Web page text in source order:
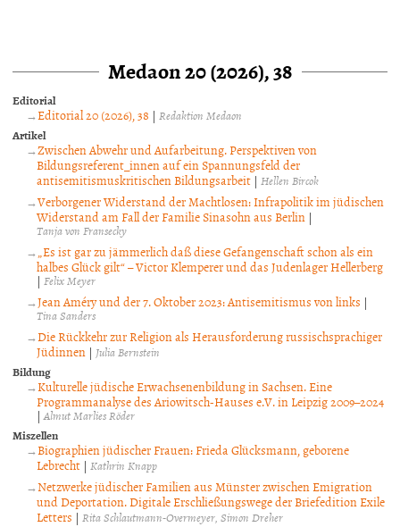
Medaon 20 (2026), 38
Editorial
Editorial 20 (2026), 38 |Redaktion Medaon
Artikel
Zwischen Abwehr und Aufarbeitung. Perspektiven von
Bildungsreferent_innen auf ein Spannungsfeld der
antisemitismuskritischen Bildungsarbeit | Hellen Bircok
Verborgener Widerstand der Machtlosen: Infrapolitik im jüdischen
Widerstand am Fall der Familie Sinasohn aus Berlin |
Tanja von Fransecky
„Es ist gar zu jämmerlich daß diese Gefangenschaft schon als ein
halbes Glück gilt“ – Victor Klemperer und das Judenlager Hellerberg
| Felix Meyer
Jean Améry und der 7. Oktober 2023: Antisemitismus von links |
Tina Sanders
Die Rückkehr zur Religion als Herausforderung russischsprachiger
Jüdinnen | Julia Bernstein
Bildung
Kulturelle jüdische Erwachsenenbildung in Sachsen. Eine
Programmanalyse des Ariowitsch-Hauses e.V. in Leipzig 2009–2024
|Almut Marlies Röder
Miszellen
Biographien jüdischer Frauen: Frieda Glücksmann, geborene
Lebrecht | Kathrin Knapp
Netzwerke jüdischer Familien aus Münster zwischen Emigration
und Deportation. Digitale Erschließungswege der Briefedition Exile
Letters | Rita Schlautmann-Overmeyer Simon Dreher